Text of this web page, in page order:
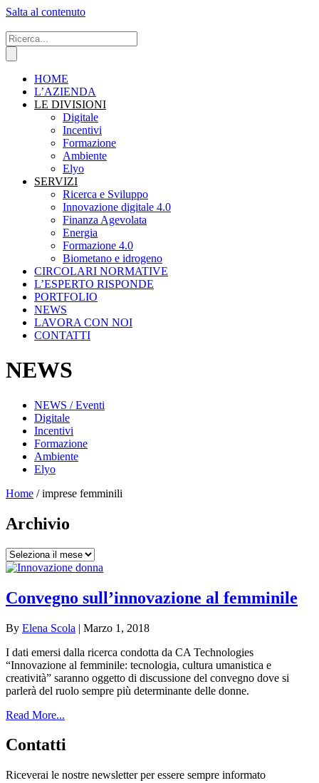
Salta al contenuto
HOME
L’AZIENDA
LE DIVISIONI
Digitale
Incentivi
Formazione
Ambiente
Elyo
SERVIZI
Ricerca e Sviluppo
Innovazione digitale 4.0
Finanza Agevolata
Energia
Formazione 4.0
Biometano e idrogeno
CIRCOLARI NORMATIVE
L’ESPERTO RISPONDE
PORTFOLIO
NEWS
LAVORA CON NOI
CONTATTI
NEWS
NEWS / Eventi
Digitale
Incentivi
Formazione
Ambiente
Elyo
Home /imprese femminili
Archivio
Archivio
Convegno sull’innovazione al femminile
By Elena Scola | Marzo 1, 2018
I dati emersi dalla ricerca condotta da CA Technologies
“Innovazione al femminile: tecnologia, cultura umanistica e
creatività” saranno oggetto di discussione del convegno dove si
parlerà del ruolo sempre più determinante delle donne.
Read More...
Contatti
Riceverai le nostre newsletter per essere sempre informato